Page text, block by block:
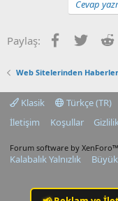
Cevap
Paylaş: Facebook
Twitter
Web Sitelerinden Haberler
Klasik
Türkçe (TR)
İletişim
Koşullar
Forum software by XenForo™
Kalabalık Yalnızlık